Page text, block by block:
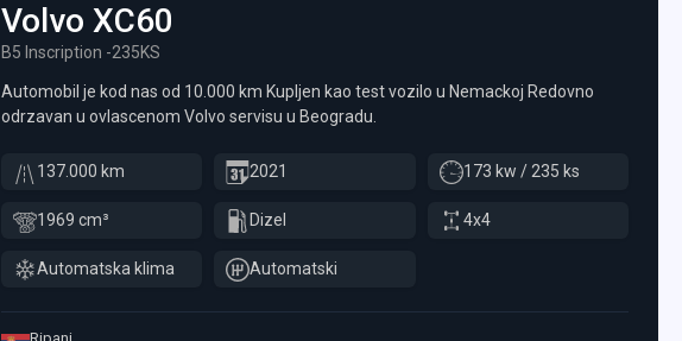
Volvo XC60
B5 Inscription -235KS
Automobil je kod nas od 10.000 km Kupljen kao test vozilo u Nemackoj Redovno
odrzavan u ovlascenom Volvo servisu u Beogradu.
137.000 km 2021 173 kw / 235 ks
1969 cm³ Dizel 4x4
Automatska klima Automatski